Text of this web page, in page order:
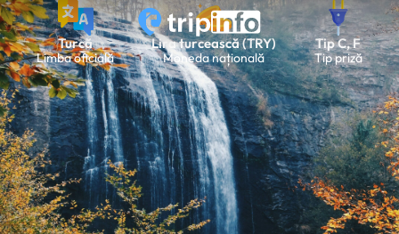
Turcă
Limba oficială
Lira turcească (TRY)
Moneda națională
Tip C, F
Tip priză